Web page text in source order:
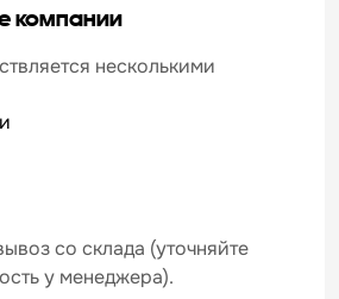
компании
несколькими
со склада (уточняйте
у менеджера).